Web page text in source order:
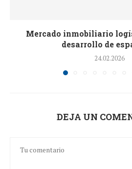
Mercado inmobiliario
desarrollo de
24.02.2026
DEJA UN